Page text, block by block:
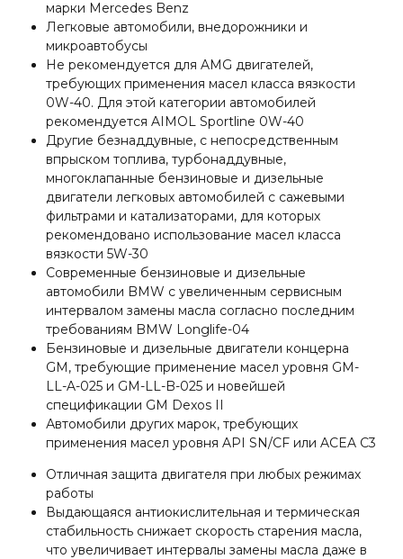
марки Mercedes Benz
Легковые автомобили, внедорожники и
микроавтобусы
Не рекомендуется для AMG двигателей,
требующих применения масел класса вязкости
0W-40. Для этой категории автомобилей
рекомендуется AIMOL Sportline 0W-40
Другие безнаддувные, с непосредственным
впрыском топлива, турбонаддувные,
многоклапанные бензиновые и дизельные
двигатели легковых автомобилей с сажевыми
фильтрами и катализаторами, для которых
рекомендовано использование масел класса
вязкости 5W-30
Современные бензиновые и дизельные
автомобили BMW с увеличенным сервисным
интервалом замены масла согласно последним
требованиям BMW Longlife-04
Бензиновые и дизельные двигатели концерна
GM, требующие применение масел уровня GM-
LL-A-025 и GM-LL-B-025 и новейшей
спецификации GM Dexos II
Автомобили других марок, требующих
применения масел уровня API SN/CF или ACEA C3
Отличная защита двигателя при любых режимах
работы
Выдающаяся антиокислительная и термическая
стабильность снижает скорость старения масла,
что увеличивает интервалы замены масла даже в